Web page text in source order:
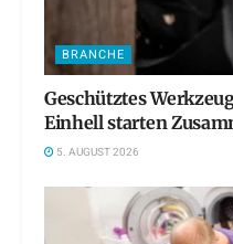
BRANCHE
Geschütztes
Einhell starten
5. AUGUST 2026